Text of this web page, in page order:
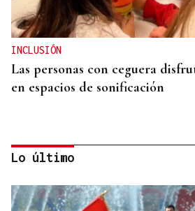
INCLUSIÓN
Las personas con ceguera
en espacios de sonificación
Lo último